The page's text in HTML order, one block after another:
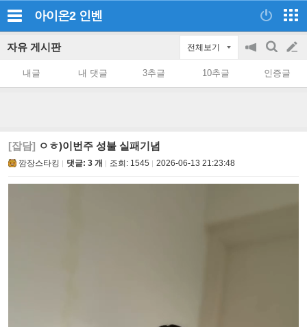
아이온2 인벤
자유 게시판 전체보기
공
on/off
검
색
글
쓰
내글 내 댓글 3추글 10추글 인증글
[잡담] ㅇㅎ)이번주 성불 실패기념
깜장스타킹 댓글: 3 개 조회: 1545 2026-06-13 21:23:48